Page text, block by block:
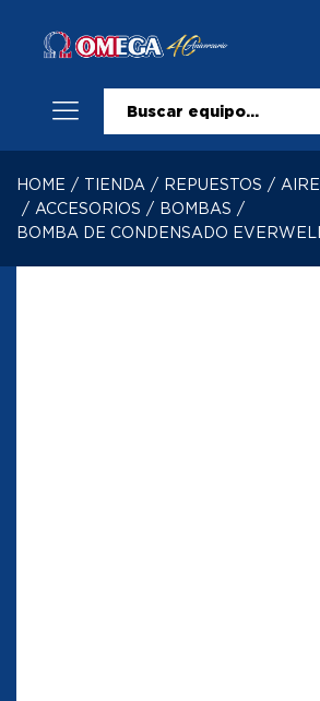
HOME / TIENDA / REPUESTOS /
/ ACCESORIOS / BOMBAS /
BOMBA DE CONDENSADO